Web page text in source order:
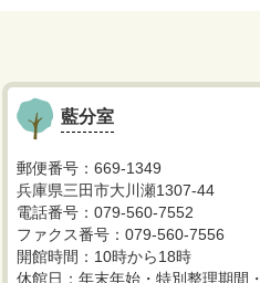
藍分室
郵便番号：669-1349
兵庫県三田市大川瀬1307-44
電話番号：079-560-7552
ファクス番号：079-560-7556
開館時間：10時から18時
休館日：年末年始・特別整理期間・